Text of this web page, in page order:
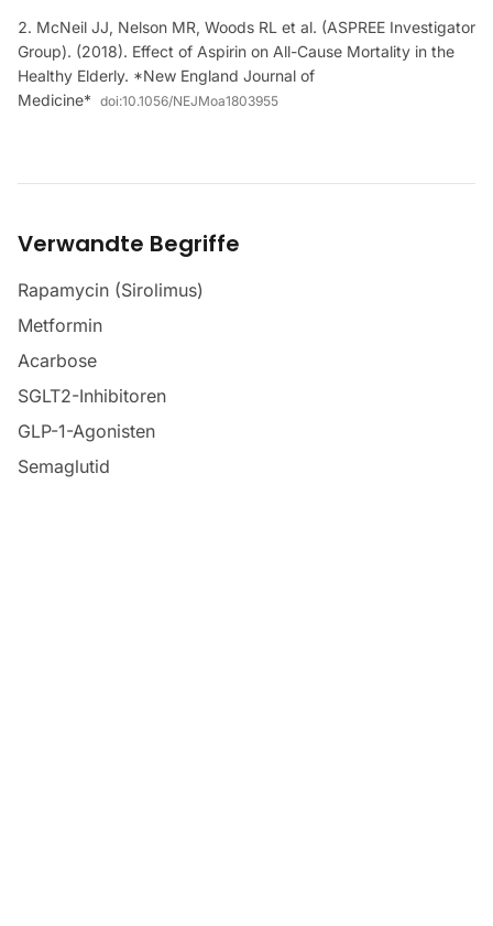
McNeil JJ, Nelson MR, Woods RL et al. (ASPREE Investigator
Group). (2018). Effect of Aspirin on All-Cause Mortality in the
Healthy Elderly. *New England Journal of
Medicine* doi:10.1056/NEJMoa1803955
Verwandte Begriffe
Rapamycin (Sirolimus)
Metformin
Acarbose
SGLT2-Inhibitoren
GLP-1-Agonisten
Semaglutid